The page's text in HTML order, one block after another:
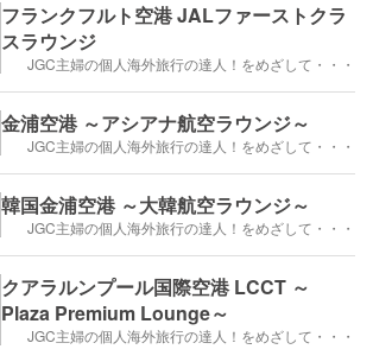
フランクフルト空港 JALファーストクラ
スラウンジ
JGC主婦の個人海外旅行の達人！をめざして・・・
金浦空港 ～アシアナ航空ラウンジ～
JGC主婦の個人海外旅行の達人！をめざして・・・
韓国金浦空港 ～大韓航空ラウンジ～
JGC主婦の個人海外旅行の達人！をめざして・・・
クアラルンプール国際空港 LCCT ～
Plaza Premium Lounge～
JGC主婦の個人海外旅行の達人！をめざして・・・